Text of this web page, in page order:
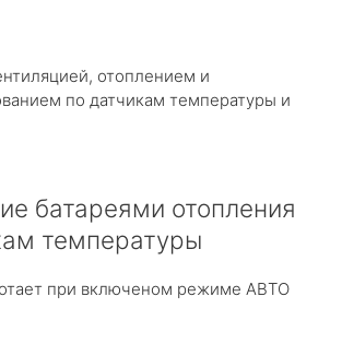
отоплением и
по датчикам температуры и
батареями отопления
температуры
при включеном режиме АВТО